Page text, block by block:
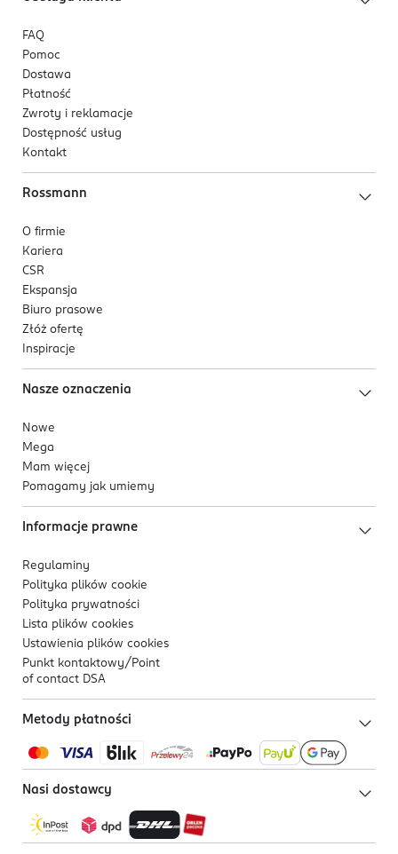
FAQ
Pomoc
Dostawa
Płatność
Zwroty i reklamacje
Dostępność usług
Kontakt
Rossmann
O firmie
Kariera
CSR
Ekspansja
Biuro prasowe
Złóż ofertę
Inspiracje
Nasze oznaczenia
Nowe
Mega
Mam więcej
Pomagamy jak umiemy
Informacje prawne
Regulaminy
Polityka plików cookie
Polityka prywatności
Lista plików cookies
Ustawienia plików cookies
Punkt kontaktowy/ Point
of contact DSA
Metody płatności
Nasi dostawcy